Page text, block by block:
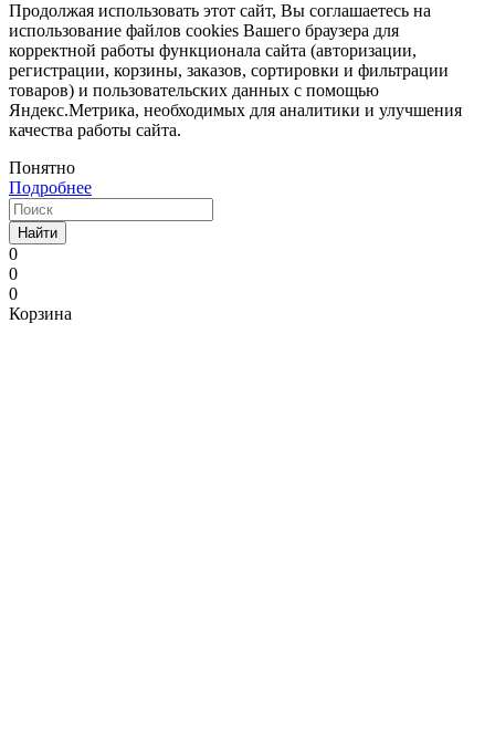
Продолжая использовать этот сайт, Вы соглашаетесь на
использование файлов cookies Вашего браузера для
корректной работы функционала сайта (авторизации,
регистрации, корзины, заказов, сортировки и фильтрации
товаров) и пользовательских данных с помощью
Яндекс.Метрика, необходимых для аналитики и улучшения
качества работы сайта.
Понятно
Подробнее
Найти
0
0
0
Корзина